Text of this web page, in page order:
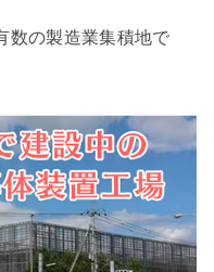
数の製造業集積地で